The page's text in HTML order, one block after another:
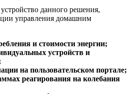
данного решения,
управления домашним
и стоимости энергии;
устройств и
на пользовательском портале;
реагирования на колебания